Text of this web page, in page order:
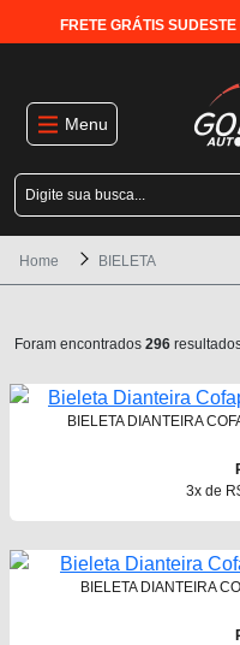
FRETE GRÁTIS
Menu
Home BIELETA
Foram encontrados 296
BIELETA DIANTEIRA
3x de
BIELETA DIANTEIRA